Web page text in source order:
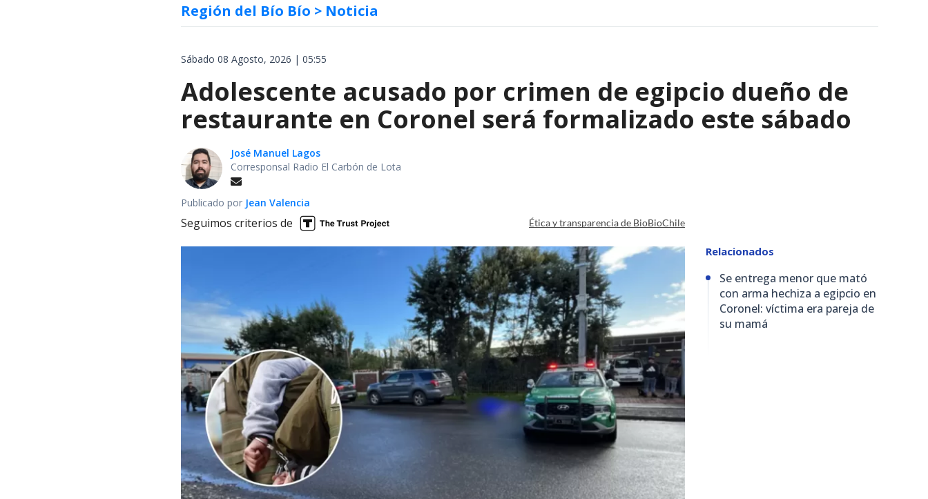
Región del Bío Bío > Noticia
Sábado 08 Agosto, 2026 | 05:55
Adolescente acusado por crimen de egipcio dueño de
restaurante en Coronel será formalizado este sábado
José Manuel Lagos
Corresponsal Radio El Carbón de Lota
Publicado por Jean Valencia
Seguimos criterios de Ética y transparencia de BioBioChile
Relacionados
Se entrega menor que mató
con arma hechiza a egipcio en
Coronel: víctima era pareja de
su mamá